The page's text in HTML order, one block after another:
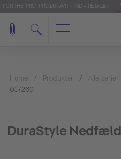
FOR THE 'PRO': PRO.DURAVIT FIND A RETAILER
Home Produkter Alle serier
037260
DuraStyle